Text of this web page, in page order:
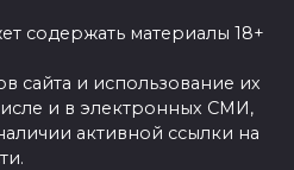
содержать материалы 18+
сайта и использование их
и в электронных СМИ,
активной ссылки на